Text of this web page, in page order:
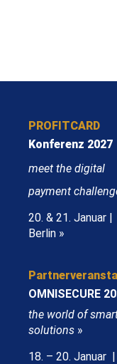
PROFITCARD
Konferenz 2027
meet the digital
payment
20. & 21. Januar |
Berlin »
OMNISECURE
the world of
solutions »
18. – 20. Januar |